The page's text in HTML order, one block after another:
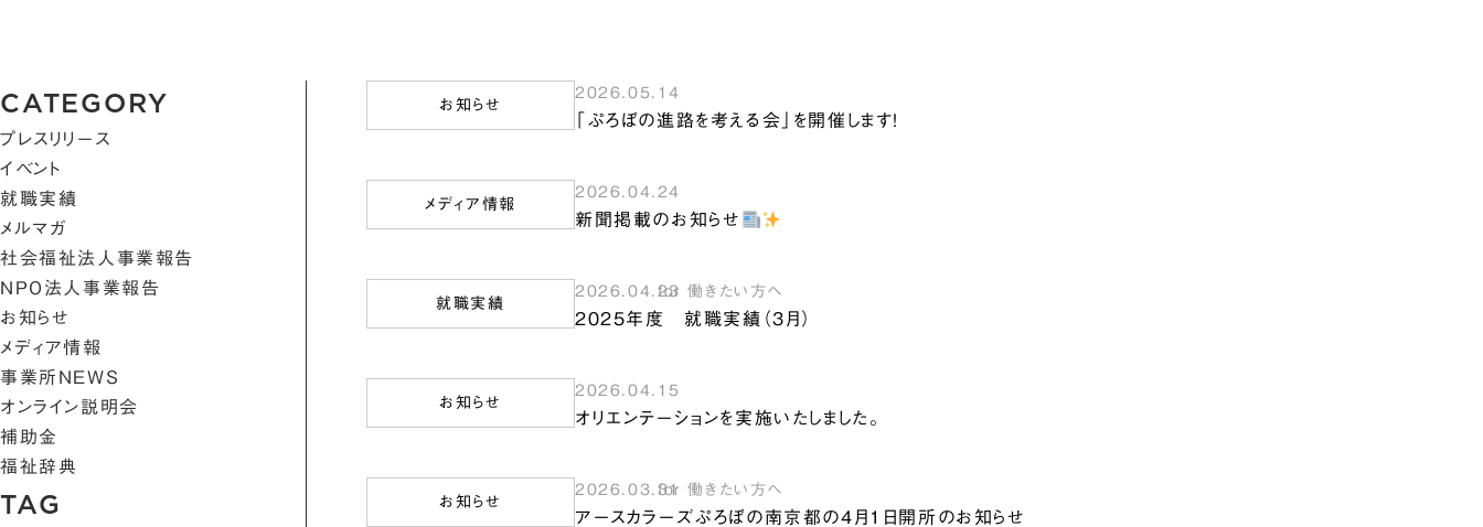
CATEGORY
プレスリリース
イベント
就職実績
メルマガ
社会福祉法人事業報告
NPO法人事業報告
お知らせ
メディア情報
事業所NEWS
オンライン説明会
補助金
福祉辞典
TAG
お知らせ
2026.05.14
「ぷろぼの進路を考える会」を開催します！
メディア情報
2026.04.24
新聞掲載のお知らせ
就職実績
2026.04.23for 働きたい方へ
2025年度 就職実績（3月）
お知らせ
2026.04.15
オリエンテーションを実施いたしました。
お知らせ
2026.03.31for 働きたい方へ
アースカラーズぷろぼの南京都の4月1日開所のお知らせ